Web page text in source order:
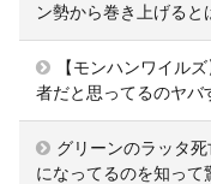
ン勢から巻き上げると
【モンハンワイル
者だと思ってるのヤバ
グリーンのラッタ
になってるのを知って